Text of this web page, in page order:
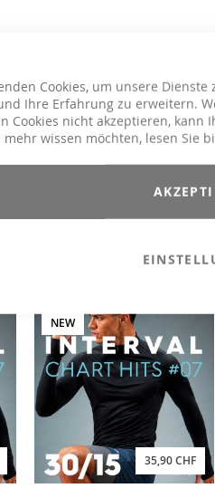
Cookies, um unsere
Ihre Erfahrung zu erweitern.
Cookies nicht akzeptieren,
mehr wissen möchten, lesen Sie
35,90 CHF
NEW
35,90 CHF